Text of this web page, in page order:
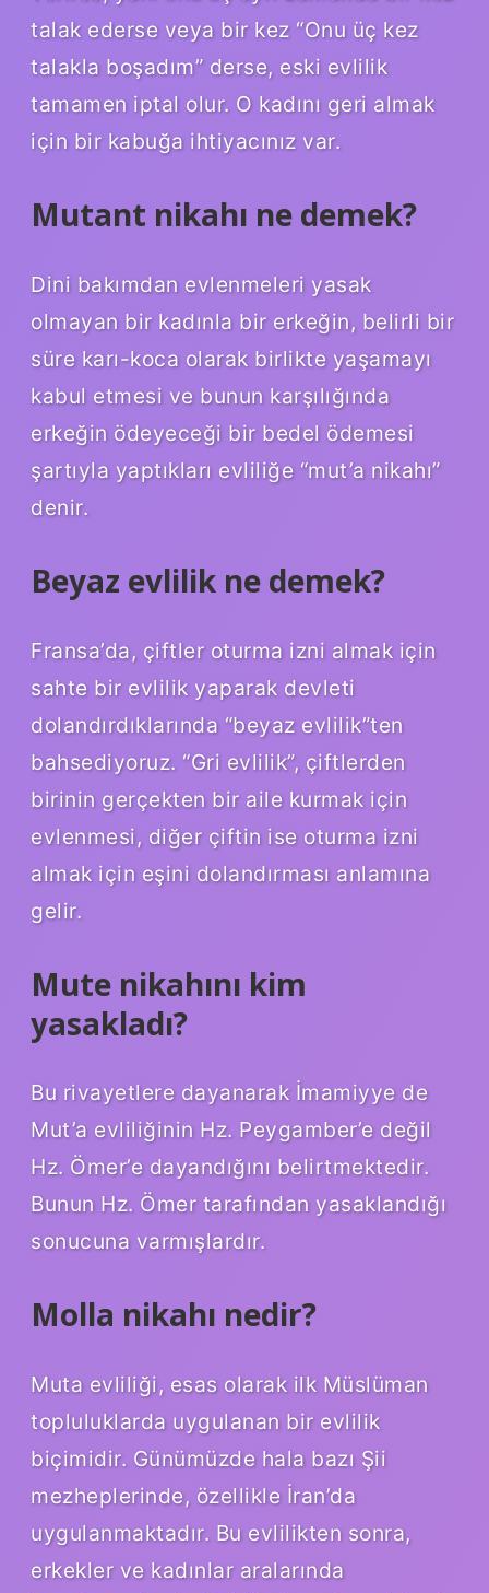
talak ederse veya bir kez “Onu üç kez
talakla boşadım” derse, eski evlilik
tamamen iptal olur. O kadını geri almak
için bir kabuğa ihtiyacınız var.
Mutant nikahı ne demek?
Dini bakımdan evlenmeleri yasak
olmayan bir kadınla bir erkeğin, belirli bir
süre karı-koca olarak birlikte yaşamayı
kabul etmesi ve bunun karşılığında
erkeğin ödeyeceği bir bedel ödemesi
şartıyla yaptıkları evliliğe “mut’a nikahı”
denir.
Beyaz evlilik ne demek?
Fransa’da, çiftler oturma izni almak için
sahte bir evlilik yaparak devleti
dolandırdıklarında “beyaz evlilik”ten
bahsediyoruz. “Gri evlilik”, çiftlerden
birinin gerçekten bir aile kurmak için
evlenmesi, diğer çiftin ise oturma izni
almak için eşini dolandırması anlamına
gelir.
Mute nikahını kim
yasakladı?
Bu rivayetlere dayanarak İmamiyye de
Mut’a evliliğinin Hz. Peygamber’e değil
Hz. Ömer’e dayandığını belirtmektedir.
Bunun Hz. Ömer tarafından yasaklandığı
sonucuna varmışlardır.
Molla nikahı nedir?
Muta evliliği, esas olarak ilk Müslüman
topluluklarda uygulanan bir evlilik
biçimidir. Günümüzde hala bazı Şii
mezheplerinde, özellikle İran’da
uygulanmaktadır. Bu evlilikten sonra,
erkekler ve kadınlar aralarında